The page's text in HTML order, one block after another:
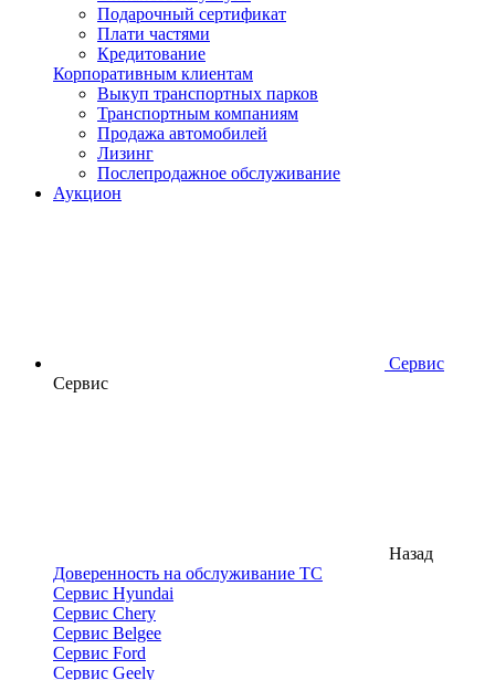
Подарочный сертификат
Плати частями
Кредитование
Корпоративным клиентам
Выкуп транспортных парков
Транспортным компаниям
Продажа автомобилей
Лизинг
Послепродажное обслуживание
Аукцион
Сервис
Сервис
Назад
Доверенность на обслуживание ТС
Сервис Hyundai
Сервис Chery
Сервис Belgee
Сервис Ford
Сервис Geely